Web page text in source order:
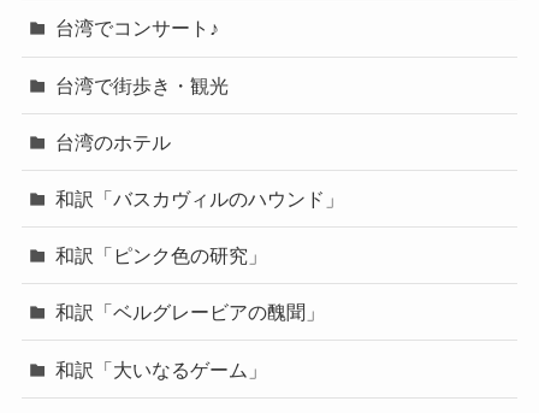
台湾でコンサート♪
台湾で街歩き・観光
台湾のホテル
和訳「バスカヴィルのハウンド」
和訳「ピンク色の研究」
和訳「ベルグレービアの醜聞」
和訳「大いなるゲーム」